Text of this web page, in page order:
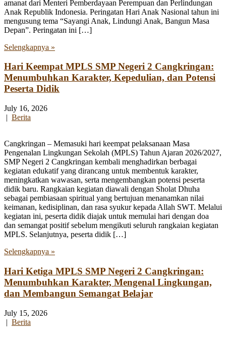
amanat dari Menteri Pemberdayaan Perempuan dan Perlindungan
Anak Republik Indonesia. Peringatan Hari Anak Nasional tahun ini
mengusung tema “Sayangi Anak, Lindungi Anak, Bangun Masa
Depan”. Peringatan ini […]
Selengkapnya »
Hari Keempat MPLS SMP Negeri 2 Cangkringan:
Menumbuhkan Karakter, Kepedulian, dan Potensi
Peserta Didik
July 16, 2026
| Berita
Cangkringan – Memasuki hari keempat pelaksanaan Masa
Pengenalan Lingkungan Sekolah (MPLS) Tahun Ajaran 2026/2027,
SMP Negeri 2 Cangkringan kembali menghadirkan berbagai
kegiatan edukatif yang dirancang untuk membentuk karakter,
meningkatkan wawasan, serta mengembangkan potensi peserta
didik baru. Rangkaian kegiatan diawali dengan Sholat Dhuha
sebagai pembiasaan spiritual yang bertujuan menanamkan nilai
keimanan, kedisiplinan, dan rasa syukur kepada Allah SWT. Melalui
kegiatan ini, peserta didik diajak untuk memulai hari dengan doa
dan semangat positif sebelum mengikuti seluruh rangkaian kegiatan
MPLS. Selanjutnya, peserta didik […]
Selengkapnya »
Hari Ketiga MPLS SMP Negeri 2 Cangkringan:
Menumbuhkan Karakter, Mengenal Lingkungan,
dan Membangun Semangat Belajar
July 15, 2026
| Berita